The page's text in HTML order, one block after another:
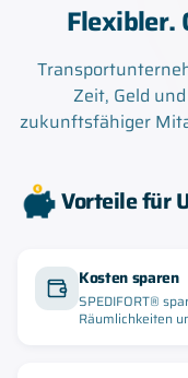
Flexibler.
Zeit, Geld
zukunftsfähiger
Vorteile für
Kosten sparen
SPEDIFORT®
Räumlichkeiten